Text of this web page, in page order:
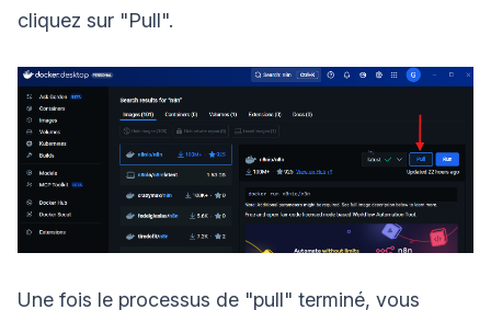
cliquez sur "Pull".
Une fois le processus de "pull" terminé, vous